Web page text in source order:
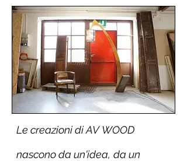
Le creazioni di AV WOOD
nascono da un'idea, da un